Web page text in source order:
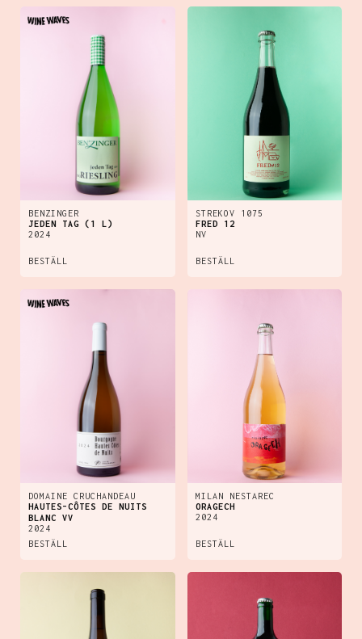
BENZINGER
JEDEN TAG (1 L)
2024
BESTÄLL
STREKOV 1075
FRED 12
NV
BESTÄLL
DOMAINE CRUCHANDEAU
HAUTES-CÔTES DE NUITS
BLANC VV
2024
BESTÄLL
MILAN NESTAREC
ORAGECH
2024
BESTÄLL